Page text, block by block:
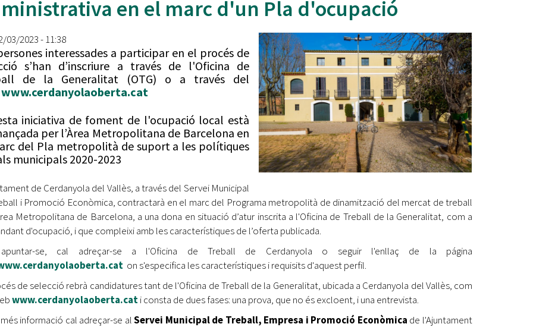
Ètica i Integritat
Retiment de Comptes
Accés a Informació Pública
Dades Obertes
Catàleg de Serveis i Tràmits
Oberta la convocatòria d'Ajuts per a l'autoocupació
jove 2026
Cerdanyola opta a més de 5 milions d'euros del Pla de
Barris per transformar les Fontetes, Quatre Cantons i
l'entorn de l'avinguda Catalunya
El FIT presenta el cartell de la seva 16a edició i dona el
L’Ajuntament reparteix ulleres gratuïtes per veure
l'eclipsi solar
Entitats
Equipaments
Mercats Municipals
Webs Municipals
en el marc d'un Pla d'ocupació
03/2023 - 11:38
interessades a participar en el procés de
s’han d’inscriure a través de l'Oficina de
de la Generalitat (OTG) o a través del
www.cerdanyolaoberta.cat
iniciativa de foment de l'ocupació local està
per l’Àrea Metropolitana de Barcelona en
del Pla metropolità de suport a les polítiques
municipals 2020-2023
de Cerdanyola del Vallès, a través del Servei Municipal
i Promoció Econòmica, contractarà en el marc del Programa metropolità de dinamització del mercat de treball
Metropolitana de Barcelona, a una dona en situació d’atur inscrita a l'Oficina de Treball de la Generalitat, com a
d'ocupació, i que compleixi amb les característiques de l’oferta publicada.
se, cal adreçar-se a l'Oficina de Treball de Cerdanyola o seguir l'enllaç de la página
on s'especifica les característiques i requisits d'aquest perfil.
de selecció rebrà candidatures tant de l'Oficina de Treball de la Generalitat, ubicada a Cerdanyola del Vallès, com
www.cerdanyolaoberta.cati consta de dues fases: una prova, que no és excloent, i una entrevista.
més informació cal adreçar-se alServei Municipal de Treball, Empresa i Promoció Econòmica de l'Ajuntament